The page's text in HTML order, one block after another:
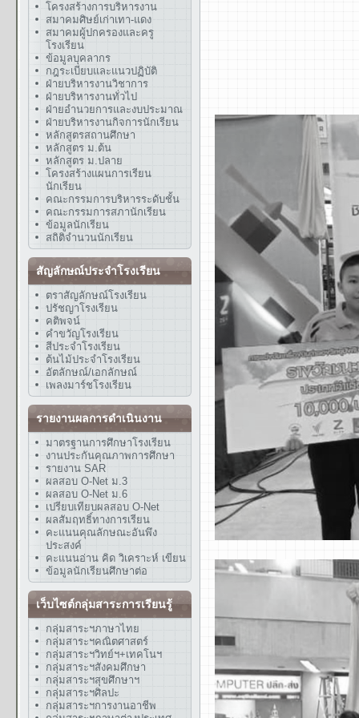
โครงสร้างการบริหารงาน
สมาคมศิษย์เก่าเทา-แดง
สมาคมผู้ปกครองและครู
โรงเรียน
ข้อมูลบุคลากร
กฎระเบียบและแนวปฏิบัติ
ฝ่ายบริหารงานวิชาการ
ฝ่ายบริหารงานทั่วไป
ฝ่ายอำนวยการและงบประมาณ
ฝ่ายบริหารงานกิจการนักเรียน
หลักสูตรสถานศึกษา
หลักสูตร ม.ต้น
หลักสูตร ม.ปลาย
โครงสร้างแผนการเรียน
นักเรียน
คณะกรรมการบริหารระดับชั้น
คณะกรรมการสภานักเรียน
ข้อมูลนักเรียน
สถิติจำนวนนักเรียน
สัญลักษณ์ประจำโรงเรียน
ตราสัญลักษณ์โรงเรียน
ปรัชญาโรงเรียน
คติพจน์
คำขวัญโรงเรียน
สีประจำโรงเรียน
ต้นไม้ประจำโรงเรียน
อัตลักษณ์/เอกลักษณ์
เพลงมาร์ชโรงเรียน
รายงานผลการดำเนินงาน
มาตรฐานการศึกษาโรงเรียน
งานประกันคุณภาพการศึกษา
รายงาน SAR
ผลสอบ O-Net ม.3
ผลสอบ O-Net ม.6
เปรียบเทียบผลสอบ O-Net
ผลสัมฤทธิ์ทางการเรียน
คะแนนคุณลักษณะอันพึง
ประสงค์
คะแนนอ่าน คิด วิเคราะห์ เขียน
ข้อมูลนักเรียนศึกษาต่อ
เว็บไซต์กลุ่มสาระการเรียนรู้
กลุ่มสาระฯภาษาไทย
กลุ่มสาระฯคณิตศาสตร์
กลุ่มสาระฯวิทย์ฯ+เทคโนฯ
กลุ่มสาระฯสังคมศึกษา
กลุ่มสาระฯสุขศึกษาฯ
กลุ่มสาระฯศิลปะ
กลุ่มสาระฯการงานอาชีพ